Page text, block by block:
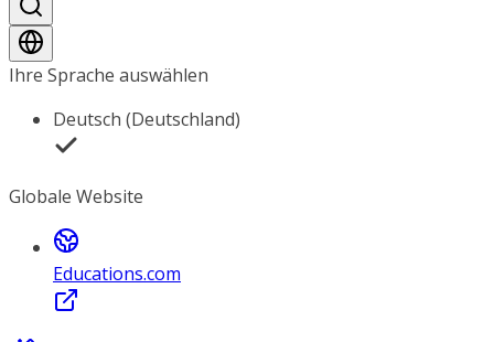
Ihre Sprache auswählen
Deutsch (Deutschland)
Globale Website
Educations.com